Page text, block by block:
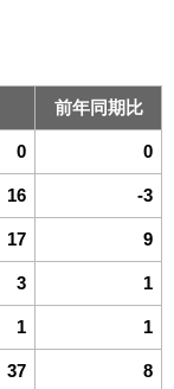
前年同期比
0 0
16 -3
17 9
3 1
1 1
37 8